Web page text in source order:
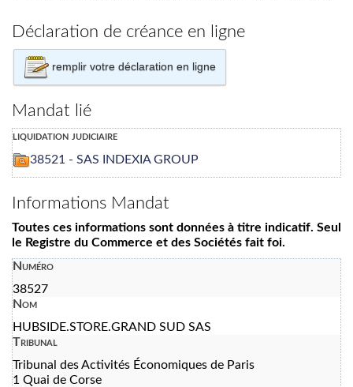
Déclaration de créance en ligne
remplir votre déclaration en ligne
Mandat lié
liquidation judiciaire
38521 - SAS INDEXIA GROUP
Informations Mandat
Toutes ces informations sont données à titre indicatif. Seul
le Registre du Commerce et des Sociétés fait foi.
Numéro
38527
Nom
HUBSIDE.STORE.GRAND SUD SAS
Tribunal
Tribunal des Activités Économiques de Paris
1 Quai de Corse